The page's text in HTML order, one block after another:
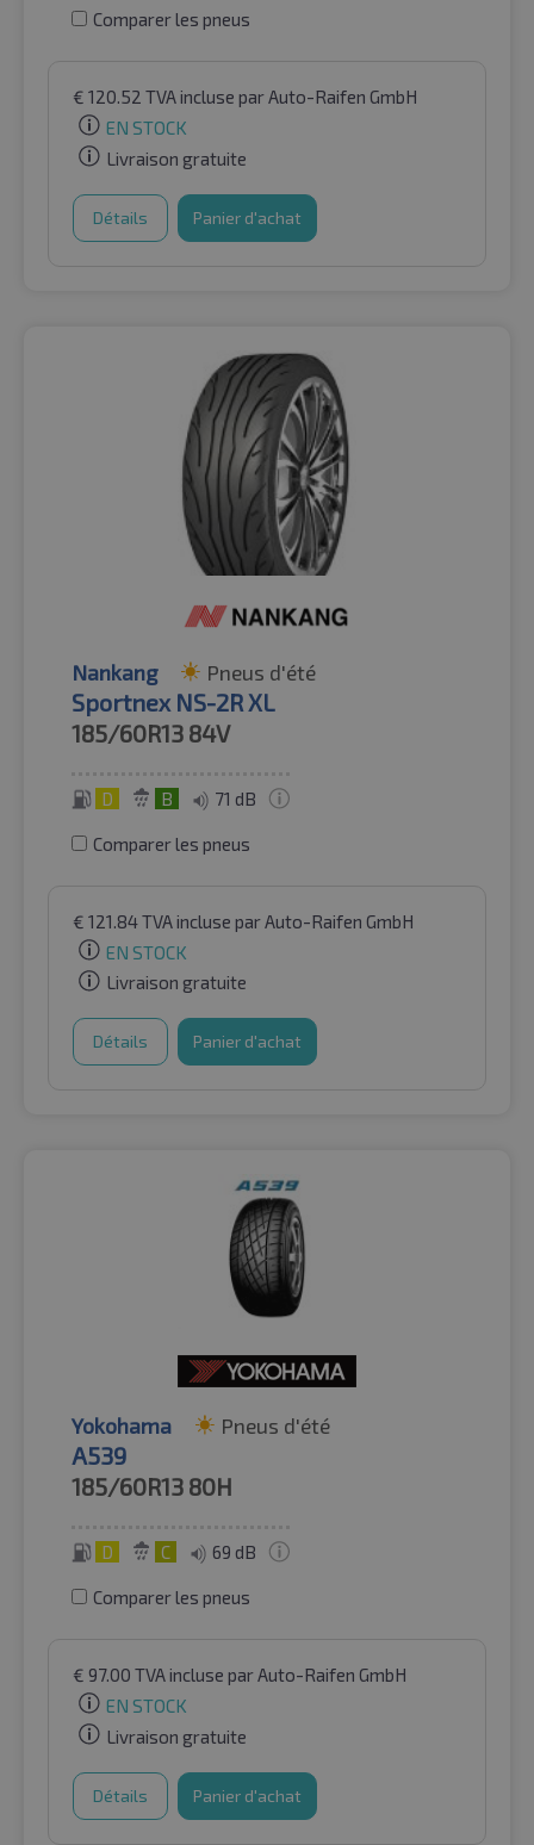
Comparer les pneus
€ 120.52 TVA incluse par Auto-Raifen GmbH
EN STOCK
Livraison gratuite
Détails Panier d'achat
Nankang Pneus d'été
Sportnex NS-2R XL
185/60R13 84V
D B 71 dB
Comparer les pneus
€ 121.84TVA incluse par Auto-Raifen GmbH
EN STOCK
Livraison gratuite
Détails Panier d'achat
Yokohama Pneus d'été
A539
185/60R13 80H
D C 69 dB
Comparer les pneus
€ 97.00 TVA incluse par Auto-Raifen GmbH
EN STOCK
Livraison gratuite
Détails Panier d'achat